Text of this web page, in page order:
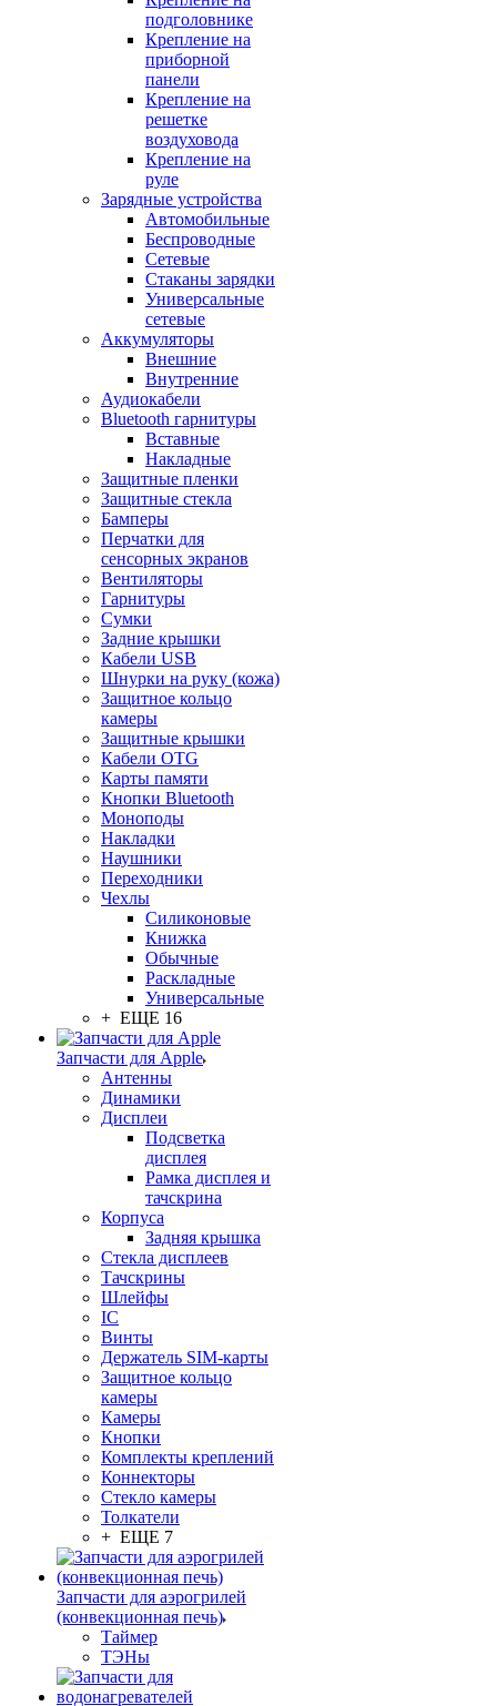
подголовнике
Крепление на
приборной
панели
Крепление на
решетке
воздуховода
Крепление на
руле
Зарядные устройства
Автомобильные
Беспроводные
Сетевые
Стаканы зарядки
Универсальные
сетевые
Аккумуляторы
Внешние
Внутренние
Аудиокабели
Bluetooth гарнитуры
Вставные
Накладные
Защитные пленки
Защитные стекла
Бамперы
Перчатки для
сенсорных экранов
Вентиляторы
Гарнитуры
Сумки
Задние крышки
Кабели USB
Шнурки на руку (кожа)
Защитное кольцо
камеры
Защитные крышки
Кабели OTG
Карты памяти
Кнопки Bluetooth
Моноподы
Накладки
Наушники
Переходники
Чехлы
Силиконовые
Книжка
Обычные
Раскладные
Универсальные
+ ЕЩЕ 16
Запчасти для Apple
Антенны
Динамики
Дисплеи
Подсветка
дисплея
Рамка дисплея и
тачскрина
Корпуса
Задняя крышка
Стекла дисплеев
Тачскрины
Шлейфы
IC
Винты
Держатель SIM-карты
Защитное кольцо
камеры
Камеры
Кнопки
Комплекты креплений
Коннекторы
Стекло камеры
Толкатели
+ ЕЩЕ 7
Запчасти для аэрогрилей
(конвекционная печь)
Таймер
ТЭНы